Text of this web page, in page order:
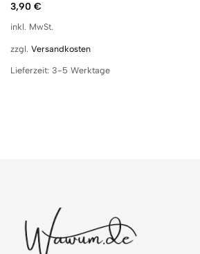
3,90 €
inkl. MwSt.
zzgl. Versandkosten
Lieferzeit: 3-5 Werktage